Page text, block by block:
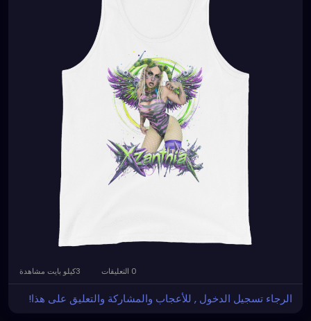
الرجاء تسجيل الدخول , للأعجاب والمشاركة والتعليق على هذا!